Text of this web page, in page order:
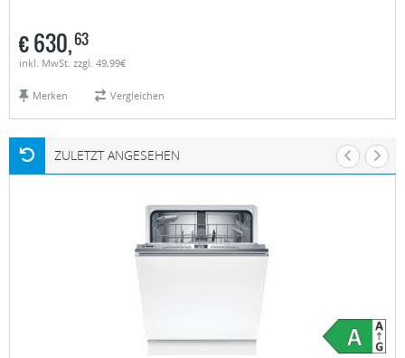
€630,63
inkl. MwSt. zzgl. 49,99€
Merken Vergleichen
ZULETZT ANGESEHEN